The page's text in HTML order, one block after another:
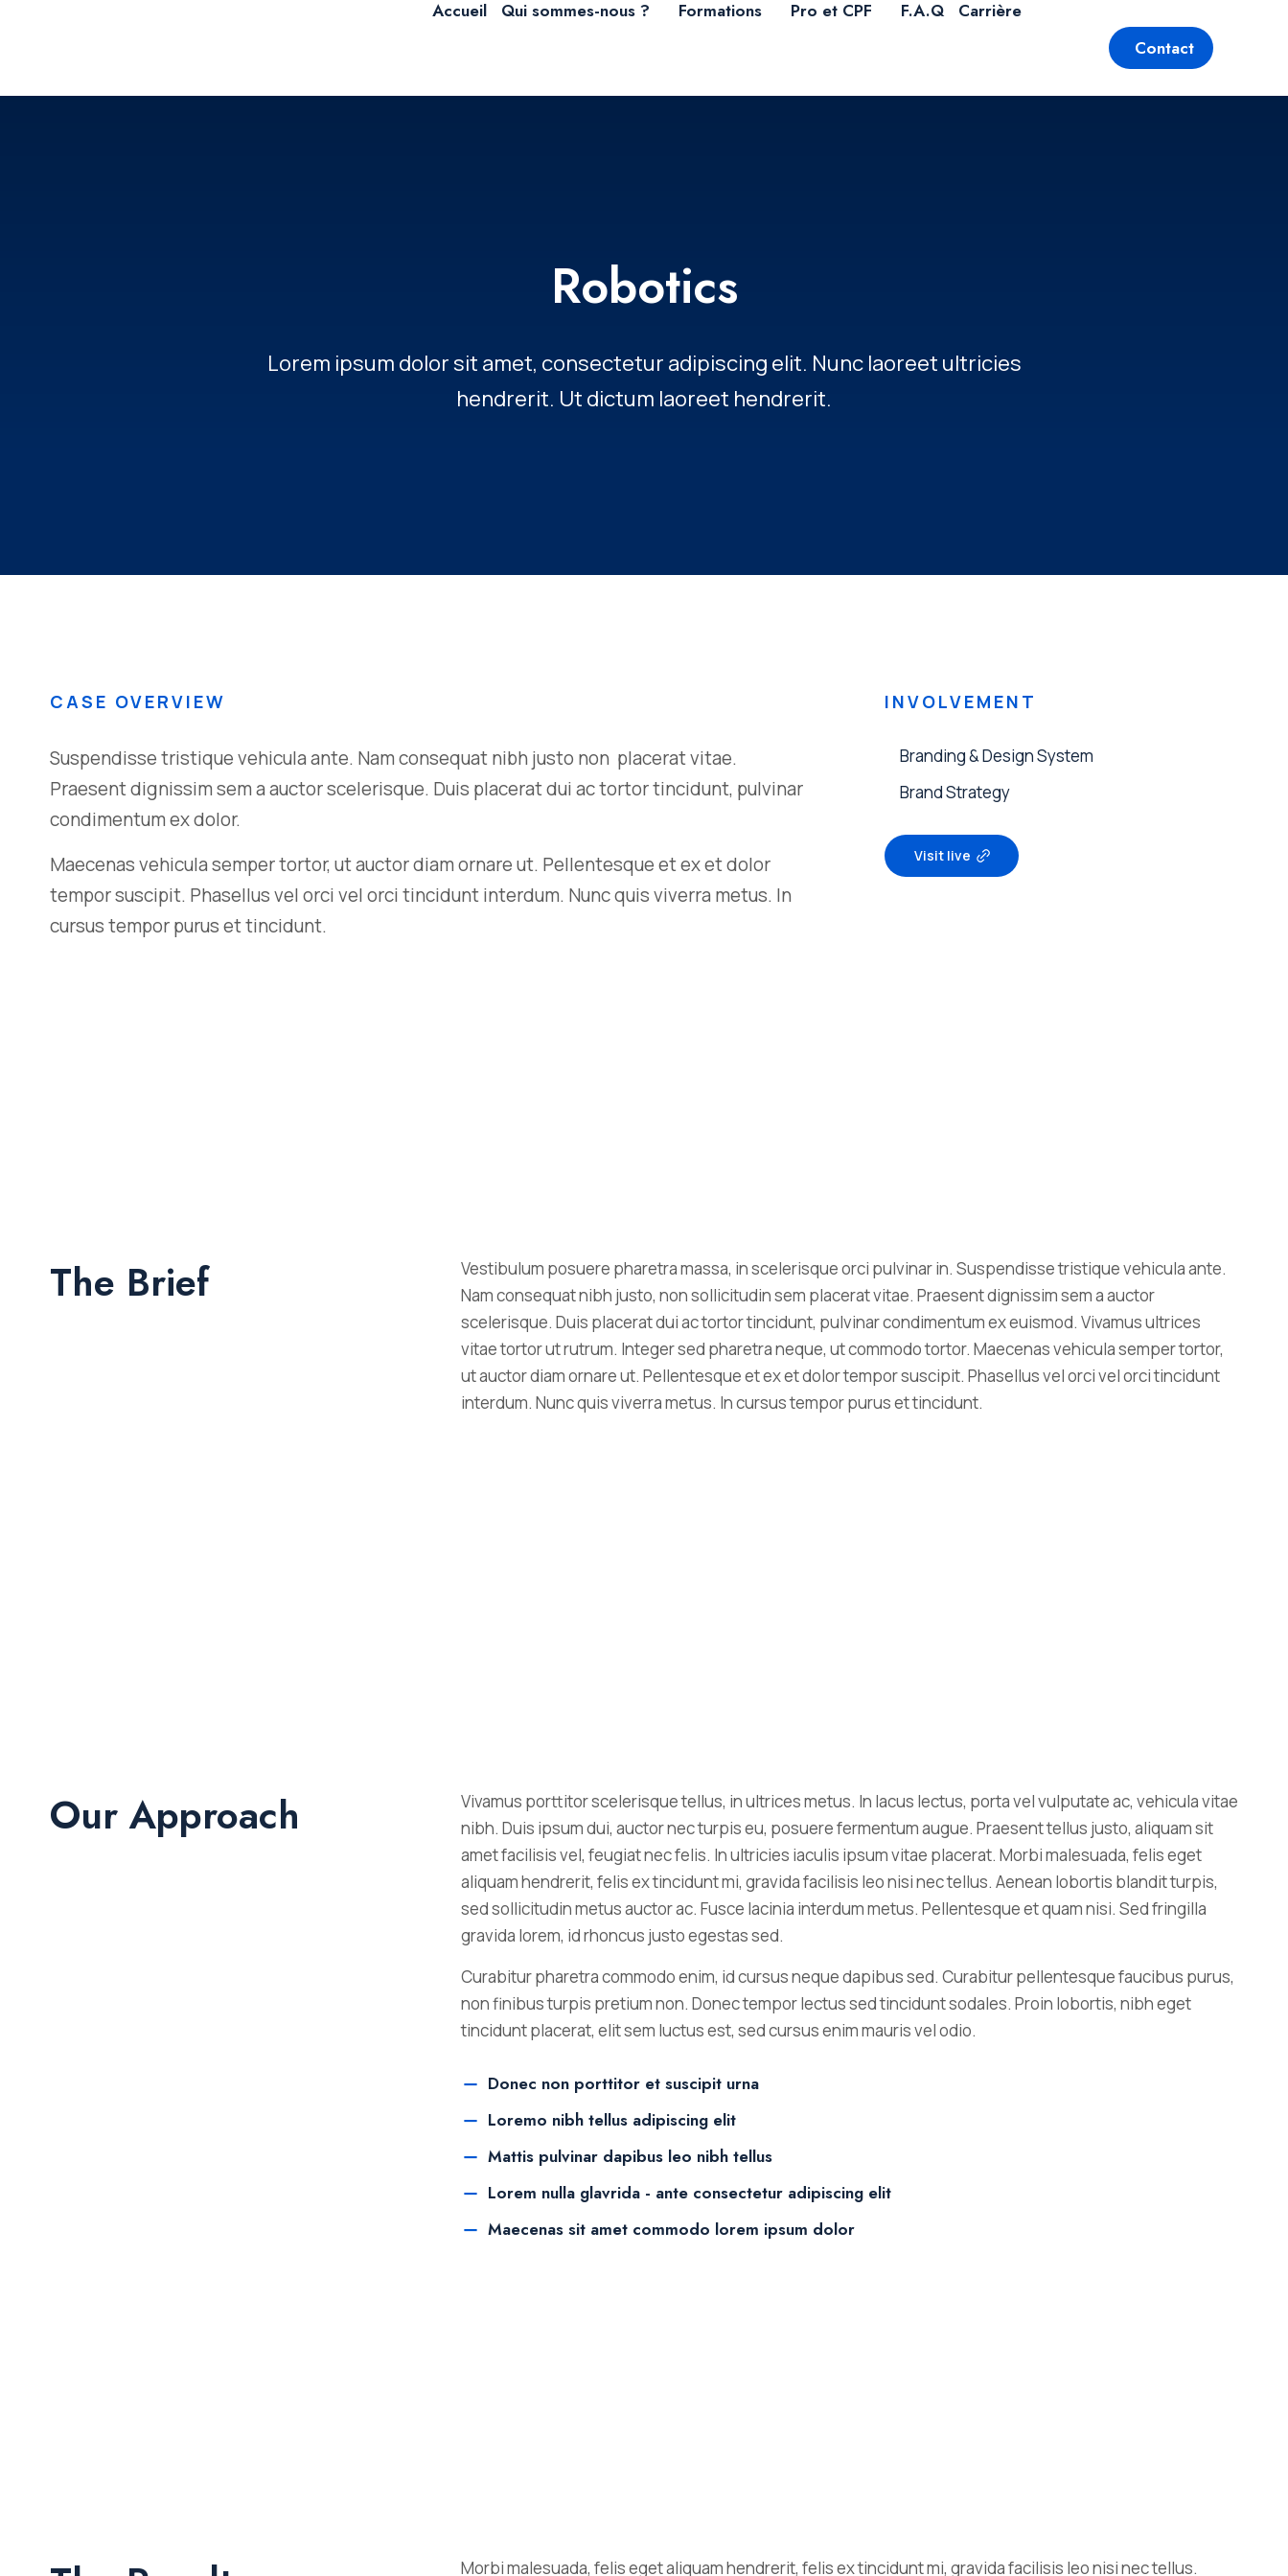
Accueil Qui sommes-nous ? Formations Pro et CPF F.A.Q
Carrière
Contact
Robotics
Lorem ipsum dolor sit amet, consectetur adipiscing elit. Nunc laoreet ultricies
hendrerit. Ut dictum laoreet hendrerit.
CASE OVERVIEW
Suspendisse tristique vehicula ante. Nam consequat nibh justo non placerat vitae.
Praesent dignissim sem a auctor scelerisque. Duis placerat dui ac tortor tincidunt, pulvinar
condimentum ex dolor.
Maecenas vehicula semper tortor, ut auctor diam ornare ut. Pellentesque et ex et dolor
tempor suscipit. Phasellus vel orci vel orci tincidunt interdum. Nunc quis viverra metus. In
cursus tempor purus et tincidunt.
INVOLVEMENT
Branding & Design System
Brand Strategy
Visit live
The Brief
Vestibulum posuere pharetra massa, in scelerisque orci pulvinar in. Suspendisse tristique vehicula ante.
Nam consequat nibh justo, non sollicitudin sem placerat vitae. Praesent dignissim sem a auctor
scelerisque. Duis placerat dui ac tortor tincidunt, pulvinar condimentum ex euismod. Vivamus ultrices
vitae tortor ut rutrum. Integer sed pharetra neque, ut commodo tortor. Maecenas vehicula semper tortor,
ut auctor diam ornare ut. Pellentesque et ex et dolor tempor suscipit. Phasellus vel orci vel orci tincidunt
interdum. Nunc quis viverra metus. In cursus tempor purus et tincidunt.
Our Approach
Vivamus porttitor scelerisque tellus, in ultrices metus. In lacus lectus, porta vel vulputate ac, vehicula vitae
nibh. Duis ipsum dui, auctor nec turpis eu, posuere fermentum augue. Praesent tellus justo, aliquam sit
amet facilisis vel, feugiat nec felis. In ultricies iaculis ipsum vitae placerat. Morbi malesuada, felis eget
aliquam hendrerit, felis ex tincidunt mi, gravida facilisis leo nisi nec tellus. Aenean lobortis blandit turpis,
sed sollicitudin metus auctor ac. Fusce lacinia interdum metus. Pellentesque et quam nisi. Sed fringilla
gravida lorem, id rhoncus justo egestas sed.
Curabitur pharetra commodo enim, id cursus neque dapibus sed. Curabitur pellentesque faucibus purus,
non finibus turpis pretium non. Donec tempor lectus sed tincidunt sodales. Proin lobortis, nibh eget
tincidunt placerat, elit sem luctus est, sed cursus enim mauris vel odio.
Donec non porttitor et suscipit urna
Loremo nibh tellus adipiscing elit
Mattis pulvinar dapibus leo nibh tellus
Lorem nulla glavrida - ante consectetur adipiscing elit
Maecenas sit amet commodo lorem ipsum dolor
Morbi malesuada, felis eget aliquam hendrerit, felis ex tincidunt mi, gravida facilisis leo nisi nec tellus.